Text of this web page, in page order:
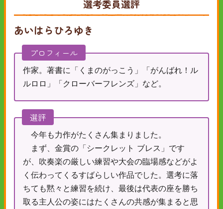
選考委員選評
あいはらひろゆき
プロフィール
作家。著書に「くまのがっこう」「がんばれ！ル
ルロロ」「クローバーフレンズ」など。
選評
今年も力作がたくさん集まりました。
まず、金賞の「シークレット ブレス」です
が、吹奏楽の厳しい練習や大会の臨場感などがよ
く伝わってくるすばらしい作品でした。選考に落
ちても黙々と練習を続け、最後は代表の座を勝ち
取る主人公の姿にはたくさんの共感が集まると思